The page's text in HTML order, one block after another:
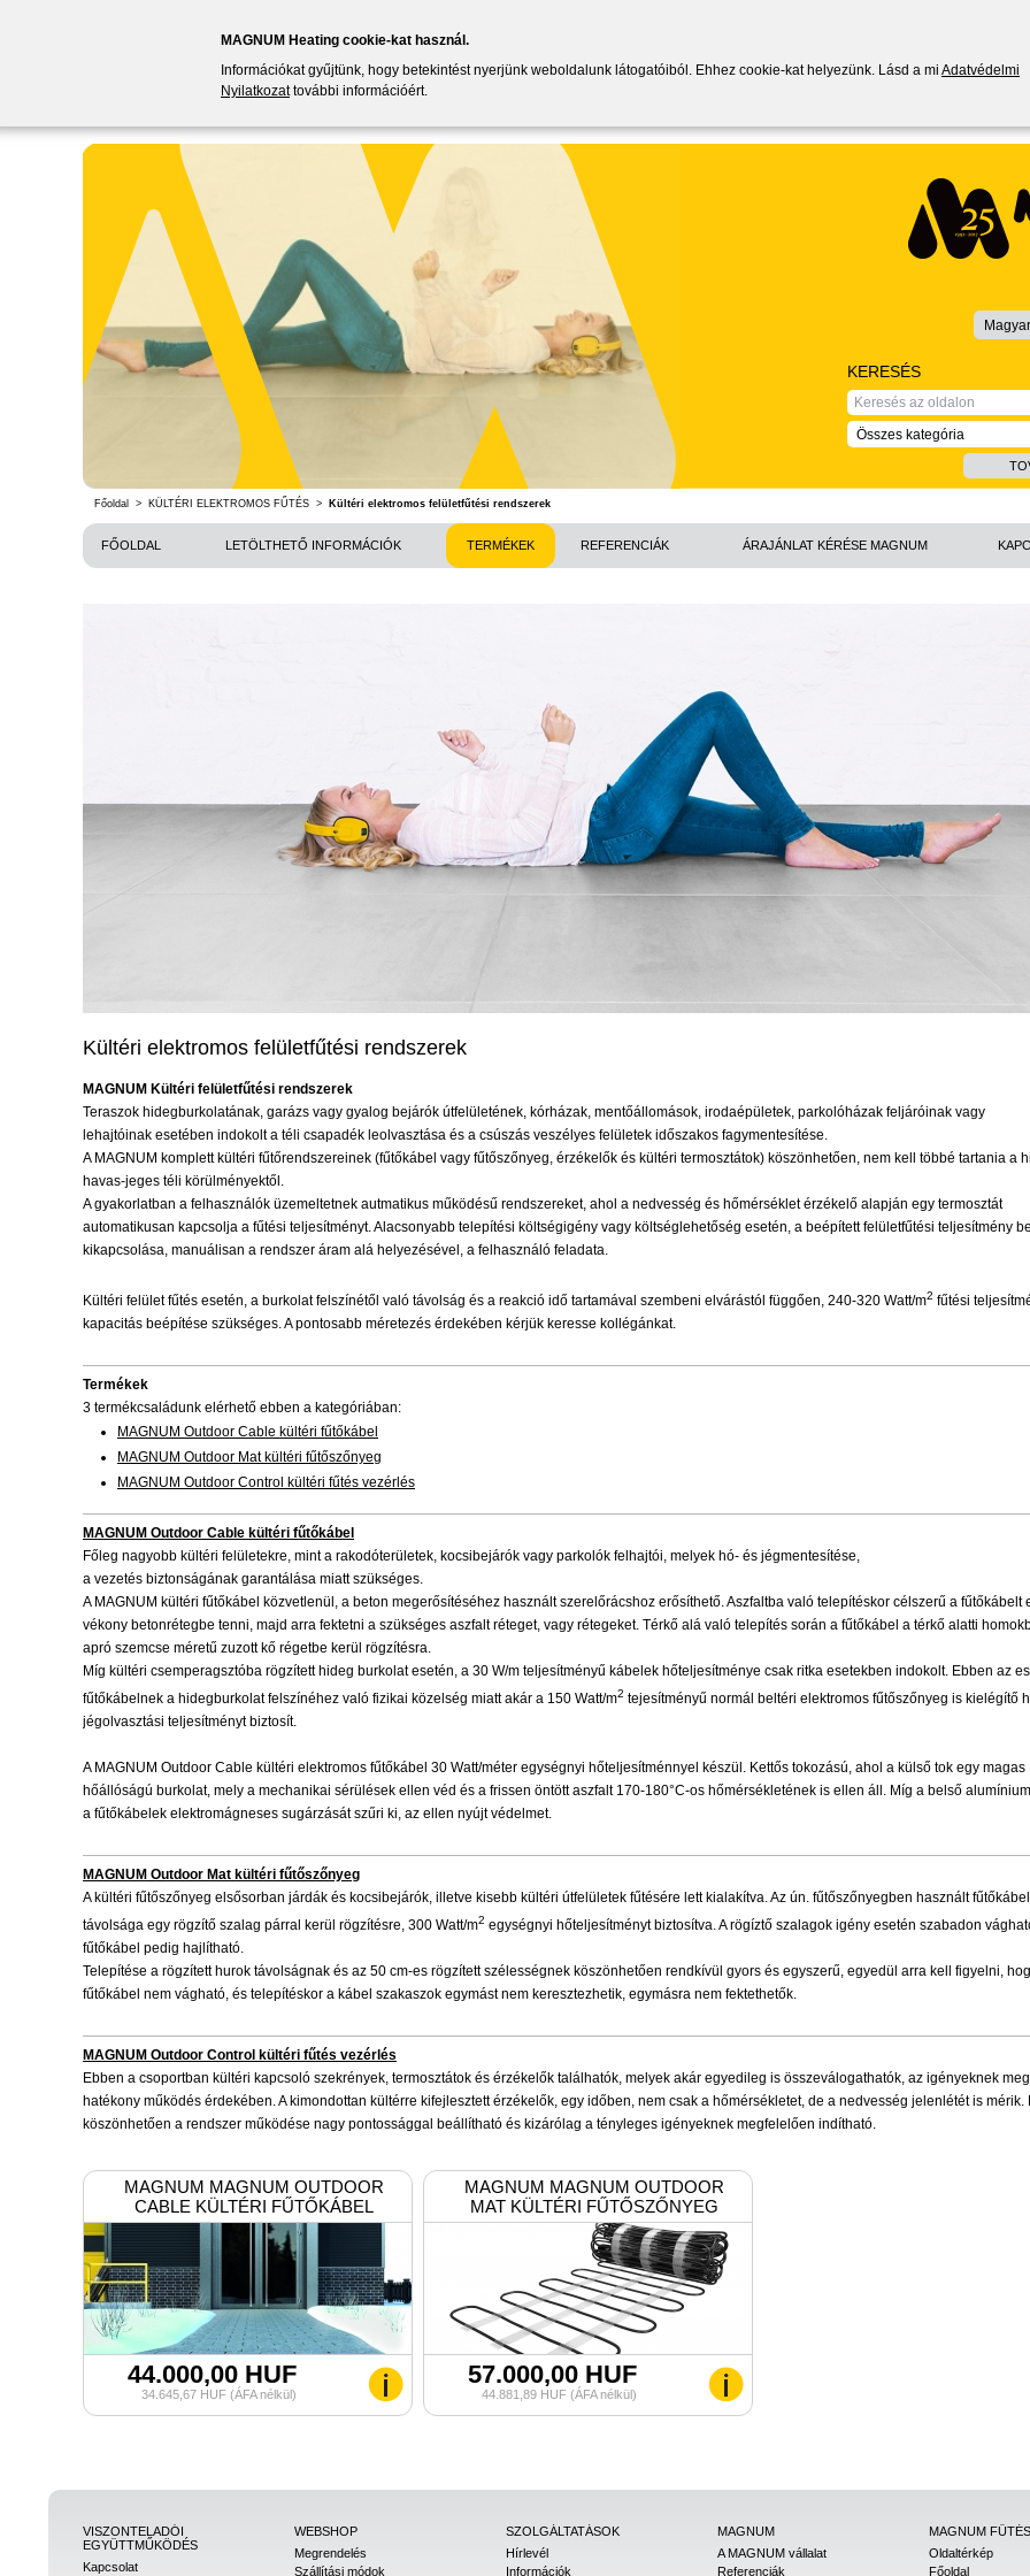
Magyar
KERESÉS
Összes kategória
Főoldal > KÜLTÉRI ELEKTROMOS FŰTÉS > Kültéri elektromos felületfűtési rendszerek
FŐOLDAL LETÖLTHETŐ INFORMÁCIÓK TERMÉKEK REFERENCIÁK ÁRAJÁNLAT KÉRÉSE MAGNUM
Kültéri elektromos felületfűtési rendszerek
MAGNUM Kültéri felületfűtési rendszerek
Teraszok hidegburkolatának, garázs vagy gyalog bejárók útfelületének, kórházak, mentőállomások, irodaépületek, parkolóházak feljáróinak vagy
lehajtóinak esetében indokolt a téli csapadék leolvasztása és a csúszás veszélyes felületek időszakos fagymentesítése.
A MAGNUM komplett kültéri fűtőrendszereinek (fűtőkábel vagy fűtőszőnyeg, érzékelők és kültéri termosztátok) köszönhetően, nem kell többé tartania a
havas-jeges téli körülményektől.
A gyakorlatban a felhasználók üzemeltetnek autmatikus működésű rendszereket, ahol a nedvesség és hőmérséklet érzékelő alapján egy termosztát
automatikusan kapcsolja a fűtési teljesítményt. Alacsonyabb telepítési költségigény vagy költséglehetőség esetén, a beépített felületfűtési teljesítmény
kikapcsolása, manuálisan a rendszer áram alá helyezésével, a felhasználó feladata.
Kültéri felület fűtés esetén, a burkolat felszínétől való távolság és a reakció idő tartamával szembeni elvárástól függően, 240-320 Watt/m2 fűtési
kapacitás beépítése szükséges. A pontosabb méretezés érdekében kérjük keresse kollégánkat.
Termékek
3 termékcsaládunk elérhető ebben a kategóriában:
MAGNUM Outdoor Cable kültéri fűtőkábel
MAGNUM Outdoor Mat kültéri fűtőszőnyeg
MAGNUM Outdoor Control kültéri fűtés vezérlés
MAGNUM Outdoor Cable kültéri fűtőkábel
Főleg nagyobb kültéri felületekre, mint a rakodóterületek, kocsibejárók vagy parkolók felhajtói, melyek hó- és jégmentesítése,
a vezetés biztonságának garantálása miatt szükséges.
A MAGNUM kültéri fűtőkábel közvetlenül, a beton megerősítéséhez használt szerelőrácshoz erősíthető. Aszfaltba való telepítéskor célszerű a fűtőkábelt
vékony betonrétegbe tenni, majd arra fektetni a szükséges aszfalt réteget, vagy rétegeket. Térkő alá való telepítés során a fűtőkábel a térkő alatti
apró szemcse méretű zuzott kő régetbe kerül rögzítésra.
Míg kültéri csemperagsztóba rögzített hideg burkolat esetén, a 30 W/m teljesítményű kábelek hőteljesítménye csak ritka esetekben indokolt. Ebben az
fűtőkábelnek a hidegburkolat felszínéhez való fizikai közelség miatt akár a 150 Watt/m2 tejesítményű normál beltéri elektromos fűtőszőnyeg is kielégítő
jégolvasztási teljesítményt biztosít.
A MAGNUM Outdoor Cable kültéri elektromos fűtőkábel 30 Watt/méter egységnyi hőteljesítménnyel készül. Kettős tokozású, ahol a külső tok egy magas
hőállóságú burkolat, mely a mechanikai sérülések ellen véd és a frissen öntött aszfalt 170-180°C-os hőmérsékletének is ellen áll. Míg a belső
a fűtőkábelek elektromágneses sugárzását szűri ki, az ellen nyújt védelmet.
MAGNUM Outdoor Mat kültéri fűtőszőnyeg
A kültéri fűtőszőnyeg elsősorban járdák és kocsibejárók, illetve kisebb kültéri útfelületek fűtésére lett kialakítva. Az ún. fűtőszőnyegben használt
távolsága egy rögzítő szalag párral kerül rögzítésre, 300 Watt/m2 egységnyi hőteljesítményt biztosítva. A rögíztő szalagok igény esetén szabadon
fűtőkábel pedig hajlítható.
Telepítése a rögzített hurok távolságnak és az 50 cm-es rögzített szélességnek köszönhetően rendkívül gyors és egyszerű, egyedül arra kell figyelni,
fűtőkábel nem vágható, és telepítéskor a kábel szakaszok egymást nem keresztezhetik, egymásra nem fektethetők.
MAGNUM Outdoor Control kültéri fűtés vezérlés
Ebben a csoportban kültéri kapcsoló szekrények, termosztátok és érzékelők találhatók, melyek akár egyedileg is összeválogathatók, az igényeknek
hatékony működés érdekében. A kimondottan kültérre kifejlesztett érzékelők, egy időben, nem csak a hőmérsékletet, de a nedvesség jelenlétét is mérik.
köszönhetően a rendszer működése nagy pontossággal beállítható és kizárólag a tényleges igényeknek megfelelően indítható.
MAGNUM MAGNUM OUTDOOR
CABLE KÜLTÉRI FŰTŐKÁBEL
44.000,00 HUF
34.645,67 HUF (ÁFA nélkül)
MAGNUM MAGNUM OUTDOOR
MAT KÜLTÉRI FŰTŐSZŐNYEG
57.000,00 HUF
44.881,89 HUF (ÁFA nélkül)
VISZONTELADÓI
EGYÜTTMŰKÖDÉS
Kapcsolat
WEBSHOP
Megrendelés
Szállítási módok
SZOLGÁLTATÁSOK
Hírlevél
Információk
MAGNUM
A MAGNUM vállalat
Referenciák
MAGNUM FŰTÉS
Oldaltérkép
Főoldal
MAGNUM Heating cookie-kat használ.
Információkat gyűjtünk, hogy betekintést nyerjünk weboldalunk látogatóiból. Ehhez cookie-kat helyezünk. Lásd a mi Adatvédelmi
Nyilatkozattovábbi információért.